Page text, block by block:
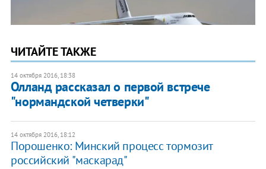
ЧИТАЙТЕ ТАКЖЕ
14 октября 2016, 18:38
Олланд рассказал о первой встрече
"нормандской четверки"
14 октября 2016, 18:12
Порошенко: Минский процесс тормозит
российский "маскарад"